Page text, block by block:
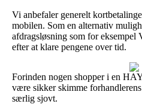
Vi anbefaler generelt
mobilen. Som en alternativ
afdragsløsning som for
efter at klare pengene over tid.
Forinden nogen shopper i en
være sikker skimme
særlig sjovt.